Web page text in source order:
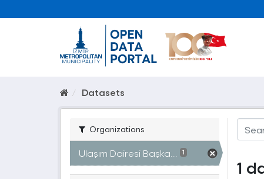
Datasets
Organizations
Ulaşım Dairesi Başka... 1
1